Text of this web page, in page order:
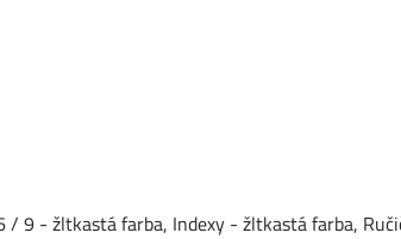
9 - žltkastá farba, Indexy - žltkastá farba,